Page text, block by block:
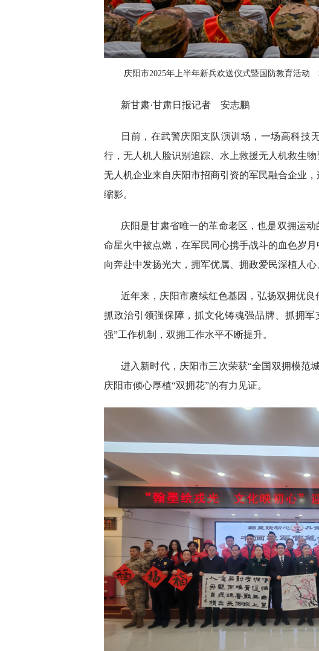
庆阳市2025年上半年新兵欢送仪式暨国防教育活
新甘肃·甘肃日报记者 安志鹏
日前，在武警庆阳支队演训场，一场高科技
行，无人机人脸识别追踪、水上救援无人机救生
无人机企业来自庆阳市招商引资的军民融合企业
缩影。
庆阳是甘肃省唯一的革命老区，也是双拥运
命星火中被点燃，在军民同心携手战斗的血色岁
向奔赴中发扬光大，拥军优属、拥政爱民深植人心
近年来，庆阳市赓续红色基因，弘扬双拥优
抓政治引领强保障，抓文化铸魂强品牌、抓拥
强”工作机制，双拥工作水平不断提升。
进入新时代，庆阳市三次荣获“全国双拥模范
庆阳市倾心厚植“双拥花”的有力见证。